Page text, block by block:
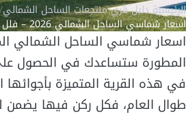
الرئيسية/دليل قري منتجعات الساحل الشمالي/
اسعار شماسي الساحل الشمالي 2026 – فلل وشاليهات بأسعار مغرية
اسعار شماسي الساحل الشمالي
المطورة ستساعدك في الحصول
في هذه القرية المتميزة بأجوائها
طوال العام، فكل ركن فيها يضمن